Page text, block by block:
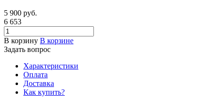
5 900 руб.
6 653
В корзину В корзине
Задать вопрос
Характеристики
Оплата
Доставка
Как купить?